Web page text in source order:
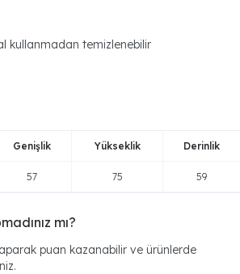
kullanmadan temizlenebilir
Genişlik Yükseklik Derinlik
57 75 59
mı?
puan kazanabilir ve ürünlerde